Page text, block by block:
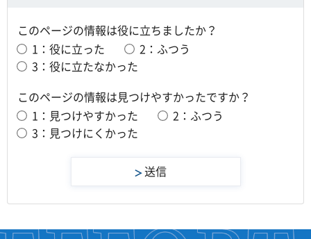
このページの情報は役に立ちましたか？
1：役に立った
2：ふつう
3：役に立たなかった
このページの情報は見つけやすかったですか？
1：見つけやすかった
2：ふつう
3：見つけにくかった